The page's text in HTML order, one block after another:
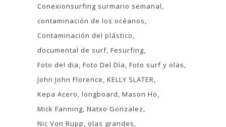
Conexionsurfing surmario semanal
contaminación de los océanos
Contaminación del plástico
documental de surf Fesurfing
Foto del dia Foto Del Día Foto surf y olas
John John Florence KELLY SLATER
Kepa Acero longboard Mason Ho
Mick Fanning Natxo Gonzalez
Nic Von Rupp
olas grandes